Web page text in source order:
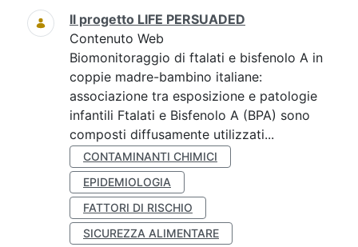
Il progetto LIFE PERSUADED
Contenuto Web
Biomonitoraggio di ftalati e bisfenolo A in
coppie madre-bambino italiane:
associazione tra esposizione e patologie
infantili Ftalati e Bisfenolo A (BPA) sono
composti diffusamente utilizzati...
CONTAMINANTI CHIMICI
EPIDEMIOLOGIA
FATTORI DI RISCHIO
SICUREZZA ALIMENTARE